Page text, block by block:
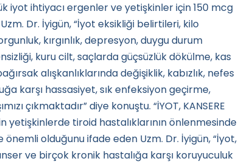
iyot ihtiyacı ergenler ve yetişkinler için 150 mcg
Dr. İyigün, “İyot eksikliği belirtileri, kilo
kırgınlık, depresyon, duygu durum
kuru cilt, saçlarda güçsüzlük dökülme, kas
alışkanlıklarında değişiklik, kabızlık, nefes
karşı hassasiyet, sık enfeksiyon geçirme,
çıkmaktadır” diye konuştu. “İYOT, KANSERE
yetişkinlerde tiroid hastalıklarının önlenmesinde
olduğunu ifade eden Uzm. Dr. İyigün, “İyot,
ve birçok kronik hastalığa karşı koruyuculuk